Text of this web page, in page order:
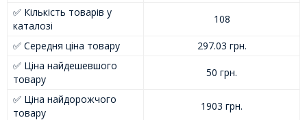
✅ Кількість товарів у
каталозі
108
✅ Середня ціна товару
297.03 грн.
✅ Ціна найдешевшого
товару
50 грн.
✅ Ціна найдорожчого
товару
1903 грн.